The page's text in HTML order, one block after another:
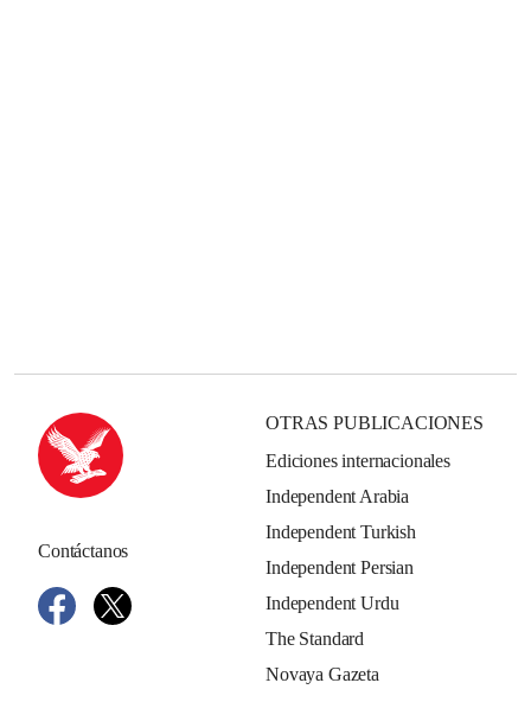
Contáctanos
OTRAS PUBLICACIONES
Ediciones internacionales
Independent Arabia
Independent Turkish
Independent Persian
Independent Urdu
The Standard
Novaya Gazeta